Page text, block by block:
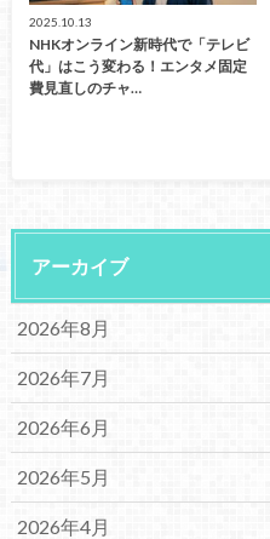
2025.10.13
NHKオンライン新時代で「テレビ
代」はこう変わる！エンタメ固定
費見直しのチャ…
アーカイブ
2026年8月
2026年7月
2026年6月
2026年5月
2026年4月